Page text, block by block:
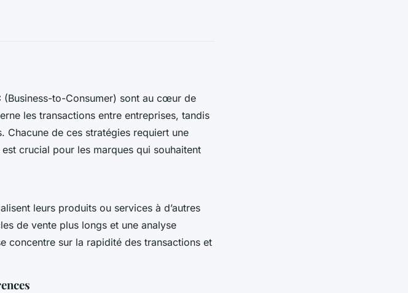
(Business-to-Consumer) sont au cœur de
les transactions entre entreprises, tandis
Chacune de ces stratégies requiert une
crucial pour les marques qui souhaitent
leurs produits ou services à d’autres
de vente plus longs et une analyse
concentre sur la rapidité des transactions et